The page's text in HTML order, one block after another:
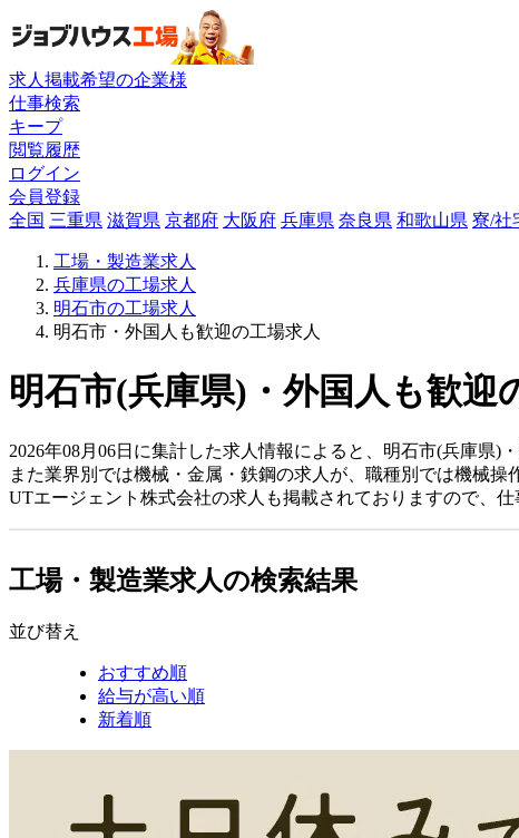
求人掲載希望の企業様
仕事検索
キープ
閲覧履歴
ログイン
会員登録
全国 三重県 滋賀県 京都府 大阪府 兵庫県 奈良県 和歌山県 寮/社
工場・製造業求人
兵庫県の工場求人
明石市の工場求人
明石市・外国人も歓迎の工場求人
明石市(兵庫県)・外国人も歓迎
2026年08月06日に集計した求人情報によると、明石市(兵庫県)
また業界別では機械・金属・鉄鋼の求人が、職種別では機械操
UTエージェント株式会社の求人も掲載されておりますので、
工場・製造業求人の検索結果
並び替え
おすすめ順
給与が高い順
新着順